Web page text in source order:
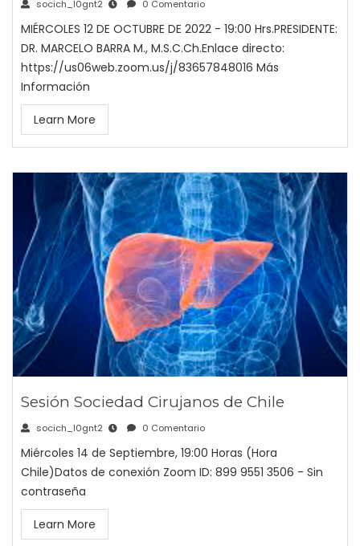
socich_l0gnt2 0 Comentario
MIÉRCOLES 12 DE OCTUBRE DE 2022 - 19:00 Hrs.PRESIDENTE:
DR. MARCELO BARRA M., M.S.C.Ch.Enlace directo:
https://us06web.zoom.us/j/83657848016 Más
Información
Learn More
Sesión Sociedad Cirujanos de Chile
socich_l0gnt2 0 Comentario
Miércoles 14 de Septiembre, 19:00 Horas (Hora
Chile)Datos de conexión Zoom ID: 899 9551 3506 - Sin
contraseña
Learn More